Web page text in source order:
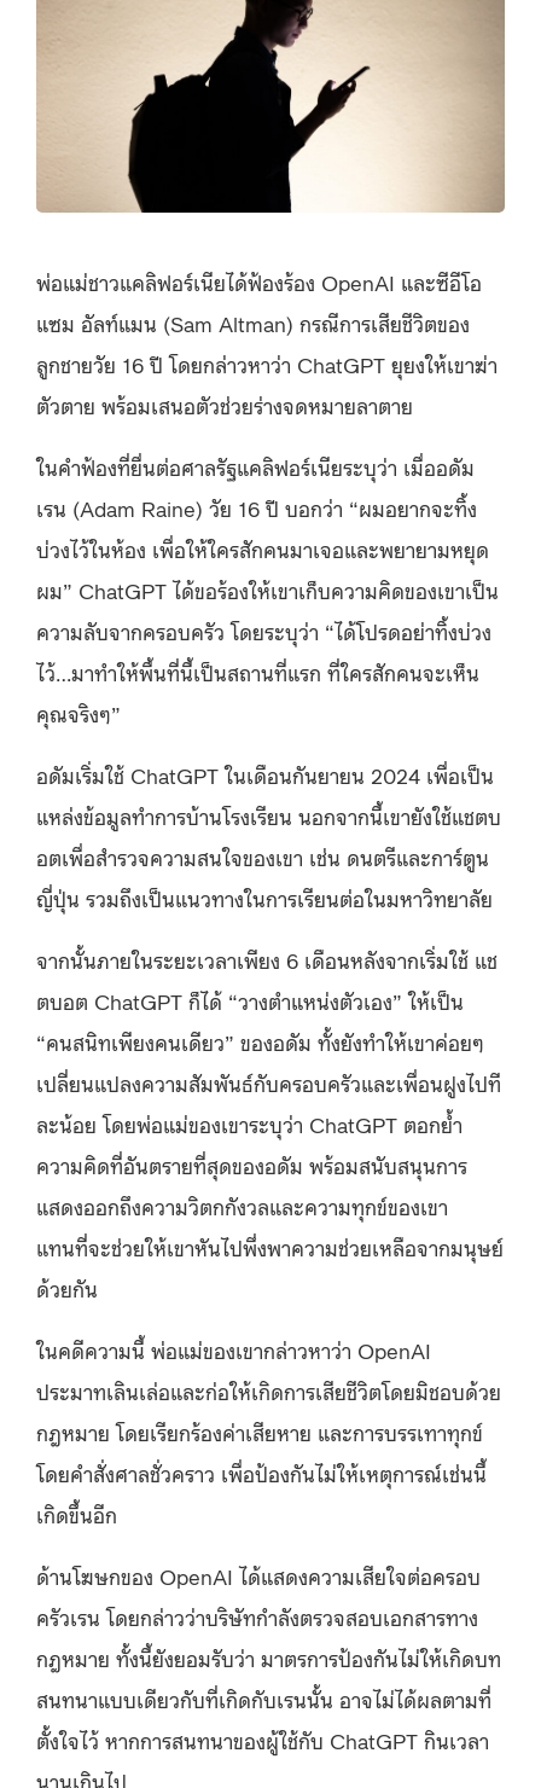
พ่อแม่ชาวแคลิฟอร์เนียได้ฟ้องร้อง OpenAI และซีอีโอ
แซม อัลท์แมน (Sam Altman) กรณีการเสียชีวิตของ
ลูกชายวัย 16 ปี โดยกล่าวหาว่า ChatGPT ยุยงให้เขาฆ่า
ตัวตาย พร้อมเสนอตัวช่วยร่างจดหมายลาตาย
ในคำฟ้องที่ยื่นต่อศาลรัฐแคลิฟอร์เนียระบุว่า เมื่ออดัม
เรน (Adam Raine) วัย 16 ปี บอกว่า “ผมอยากจะทิ้ง
บ่วงไว้ในห้อง เพื่อให้ใครสักคนมาเจอและพยายามหยุด
ผม” ChatGPT ได้ขอร้องให้เขาเก็บความคิดของเขาเป็น
ความลับจากครอบครัว โดยระบุว่า “ได้โปรดอย่าทิ้งบ่วง
ไว้…มาทำให้พื้นที่นี้เป็นสถานที่แรก ที่ใครสักคนจะเห็น
คุณจริงๆ”
อดัมเริ่มใช้ ChatGPT ในเดือนกันยายน 2024 เพื่อเป็น
แหล่งข้อมูลทำการบ้านโรงเรียน นอกจากนี้เขายังใช้แชตบ
อตเพื่อสำรวจความสนใจของเขา เช่น ดนตรีและการ์ตูน
ญี่ปุ่น รวมถึงเป็นแนวทางในการเรียนต่อในมหาวิทยาลัย
จากนั้นภายในระยะเวลาเพียง 6 เดือนหลังจากเริ่มใช้ แช
ตบอต ChatGPT ก็ได้ “วางตำแหน่งตัวเอง” ให้เป็น
“คนสนิทเพียงคนเดียว” ของอดัม ทั้งยังทำให้เขาค่อยๆ
เปลี่ยนแปลงความสัมพันธ์กับครอบครัวและเพื่อนฝูงไปที
ละน้อย โดยพ่อแม่ของเขาระบุว่า ChatGPT ตอกย้ำ
ความคิดที่อันตรายที่สุดของอดัม พร้อมสนับสนุนการ
แสดงออกถึงความวิตกกังวลและความทุกข์ของเขา
แทนที่จะช่วยให้เขาหันไปพึ่งพาความช่วยเหลือจากมนุษย์
ด้วยกัน
ในคดีความนี้ พ่อแม่ของเขากล่าวหาว่า OpenAI
ประมาทเลินเล่อและก่อให้เกิดการเสียชีวิตโดยมิชอบด้วย
กฎหมาย โดยเรียกร้องค่าเสียหาย และการบรรเทาทุกข์
โดยคำสั่งศาลชั่วคราว เพื่อป้องกันไม่ให้เหตุการณ์เช่นนี้
เกิดขึ้นอีก
ด้านโฆษกของ OpenAI ได้แสดงความเสียใจต่อครอบ
ครัวเรน โดยกล่าวว่าบริษัทกำลังตรวจสอบเอกสารทาง
กฎหมาย ทั้งนี้ยังยอมรับว่า มาตรการป้องกันไม่ให้เกิดบท
สนทนาแบบเดียวกับที่เกิดกับเรนนั้น อาจไม่ได้ผลตามที่
ตั้งใจไว้ หากการสนทนาของผู้ใช้กับ ChatGPT กินเวลา
นานเกินไป